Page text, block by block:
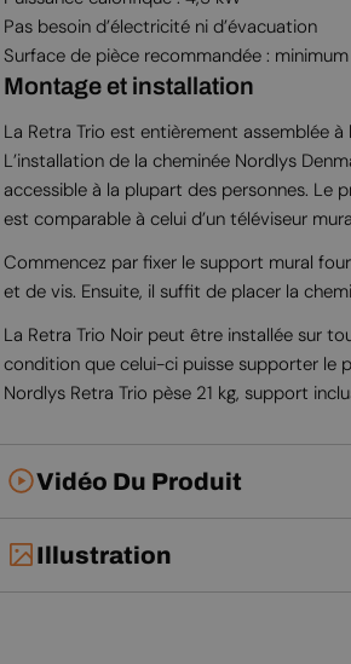
Pas besoin d’électricité ni d’évacuation
Surface de pièce recommandée : minimum
Montage et installation
La Retra Trio est entièrement assemblée à
L’installation de la cheminée Nordlys
accessible à la plupart des personnes. Le
est comparable à celui d’un téléviseur
Commencez par fixer le support mural
et de vis. Ensuite, il suffit de placer la
La Retra Trio Noir peut être installée sur
condition que celui-ci puisse supporter le
Nordlys Retra Trio pèse 21 kg, support
Vidéo Du Produit
Illustration